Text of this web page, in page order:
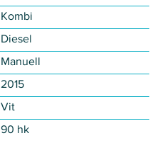
Kombi
Diesel
Manuell
2015
Vit
90 hk